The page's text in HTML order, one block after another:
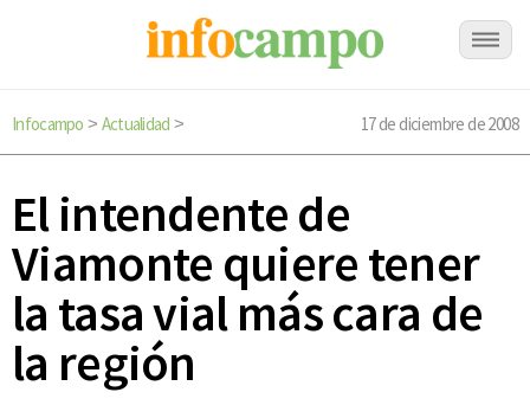
Infocampo > Actualidad > 17 de diciembre de 2008
El intendente de
Viamonte quiere tener
la tasa vial más cara de
la región